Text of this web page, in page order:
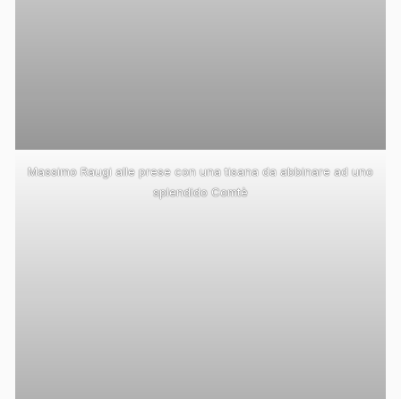
Massimo Raugi alle prese con una tisana da abbinare ad uno
splendido Comtè